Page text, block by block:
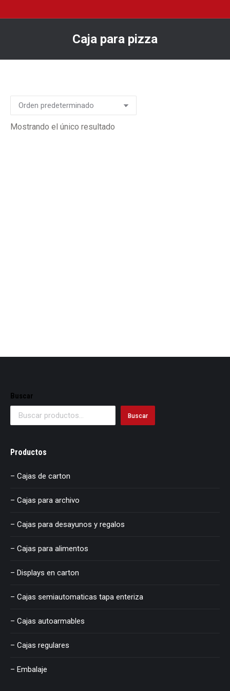
Caja para pizza
Mostrando el único resultado
Buscar
Buscar
Productos
– Cajas de carton
– Cajas para archivo
– Cajas para desayunos y regalos
– Cajas para alimentos
– Displays en carton
– Cajas semiautomaticas tapa enteriza
– Cajas autoarmables
– Cajas regulares
– Embalaje